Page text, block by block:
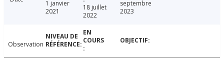
1 janvier
2021
18 juillet
2022
septembre
2023
Observation